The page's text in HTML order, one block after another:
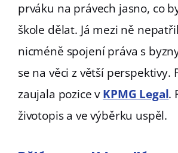
prváku na právech jasno, co
škole dělat. Já mezi ně
nicméně spojení práva s
se na věci z větší perspektivy.
zaujala pozice vKPMG Legal.
životopis a ve výběrku uspěl.